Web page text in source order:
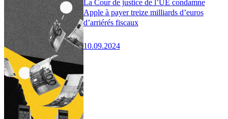
La Cour de justice de l’UE condamne
Apple à payer treize milliards d’euros
d’arriérés fiscaux
10.09.2024